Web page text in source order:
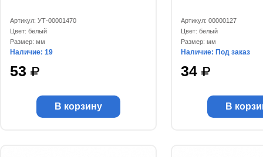
Артикул: УТ-00001470
Цвет: белый
Размер: мм
Наличие: 19
53
В корзину
Артикул: 00000127
Цвет: белый
Размер: мм
Наличие: Под заказ
34
В